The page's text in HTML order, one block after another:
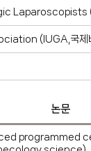
(
(IUGA,국제
논문
programmed